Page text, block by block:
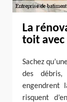
La
toit avec
Sachez
des débris,
engendrent
risquent